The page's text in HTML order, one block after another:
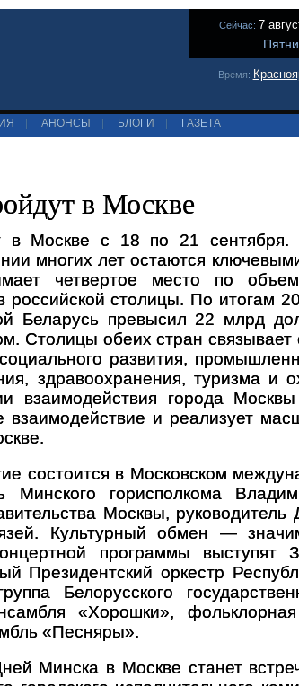
Сейчас: 7
Время:
АНОНСЫ БЛОГИ ГАЗЕТА
в Москве
в Москве с 18 по 21 сентября.
многих лет остаются
четвертое место по
российской столицы. По итогам
Беларусь превысил 22 млрд
Столицы обеих стран
развития,
здравоохранения, туризма
взаимодействия города
взаимодействие и реализует
состоится в Московском
Минского горисполкома
Москвы, руководитель
Культурный обмен —
программы выступят
Президентский оркестр
Белорусского
«Хорошки»,
«Песняры».
Минска в Москве станет